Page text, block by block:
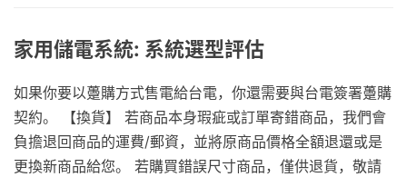
家用儲電系統: 系統選型評估
如果你要以躉購方式售電給台電，你還需要與台電簽署躉購
契約。 【換貨】 若商品本身瑕疵或訂單寄錯商品，我們會
負擔退回商品的運費/郵資，並將原商品價格全額退還或是
更換新商品給您。 若購買錯誤尺寸商品，僅供退貨，敬請